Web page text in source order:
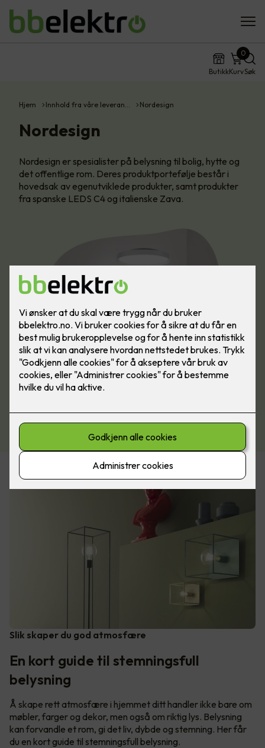
ButikkKurv
0
Søk
Hjem Innhold fra våre leveran… Nordesign
Nordesign
Nordesign er spesialister på belysning til bolig, hytte og
det offentlige rom. Deres produktportefølje består i
hovedsak av egenutviklede produkter, samt produkter
fra spanske LEDS C4 og italienske Zava.
Slik skaper du god atmosfære
En kort guide til stemningsfull
belysning
Å skape rett atmosfære i hjemmet ditt handler ikke bare om
møbler, farger og dekor, men også om riktig lys. Belysning
kan forvandle et rom, gi det liv, dybde og stemning. Her får
du en kort guide til stemningsfull belysning.